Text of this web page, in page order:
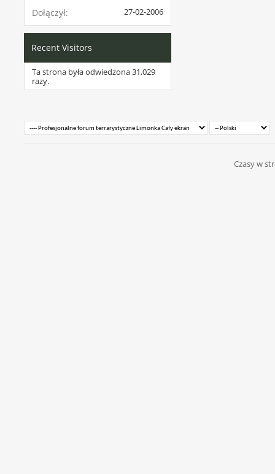
Dołączył 27-02-2006
Recent Visitors
Ta strona była odwiedzona31,029
razy.
Czasy w